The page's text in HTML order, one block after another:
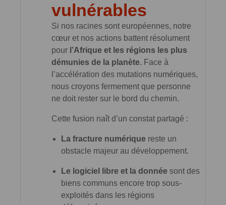
vulnérables
Si nos racines sont européennes, notre
cœur et nos actions battent résolument
pour l’Afrique et les régions les plus
démunies de la planète. Face à
l’accélération des mutations numériques,
nous croyons fermement que personne
ne doit rester sur le bord du chemin.
Cette fusion naît d’un constat partagé :
La fracture numérique reste un
obstacle majeur au développement.
Le logiciel libre et la donnée sont des
biens communs encore trop sous-
exploités dans les régions